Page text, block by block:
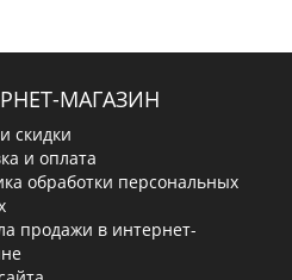
МАГАЗИН
скидки
и оплата
обработки персональных
продажи в интернет-